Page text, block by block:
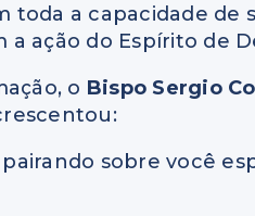
toda a capacidade
a ação do Espírito de
o Bispo Sergio
pairando sobre você